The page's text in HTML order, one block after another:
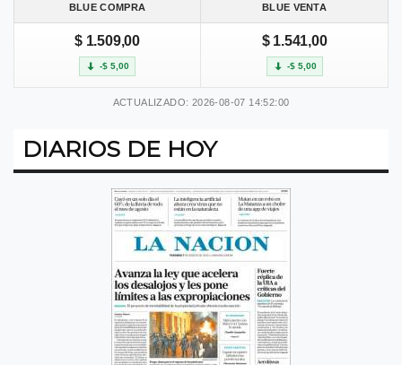
BLUE COMPRA BLUE VENTA
$ 1.509,00
-$ 5,00
$ 1.541,00
-$ 5,00
ACTUALIZADO: 2026-08-07 14:52:00
DIARIOS DE HOY